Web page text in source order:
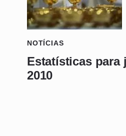
NOTÍCIAS
Estatísticas para
2010